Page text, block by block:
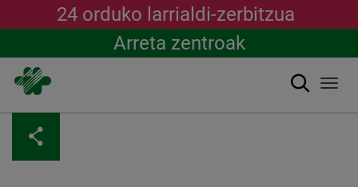
content
24 orduko larrialdi-zerbitzua
Arreta zentroak
Bilatu